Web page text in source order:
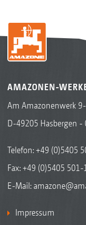
AMAZONEN-
Am Amazonenwerk
D-49205 Hasbergen -
Telefon:+49 (0)5405
Fax: +49 (0)5405 501-
E-Mail:
Impressum